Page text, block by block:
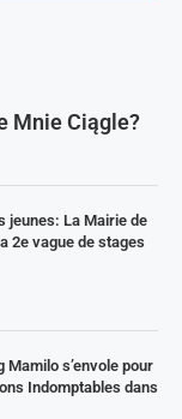
Mnie Ciągle?
jeunes: La Mairie de
2e vague de stages
Mamilo s’envole pour
Indomptables dans